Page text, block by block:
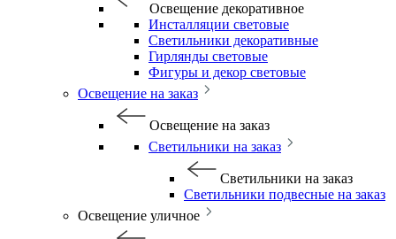
Освещение декоративное
Инсталляции световые
Светильники декоративные
Гирлянды световые
Фигуры и декор световые
Освещение на заказ
Освещение на заказ
Светильники на заказ
Светильники на заказ
Светильники подвесные на заказ
Освещение уличное